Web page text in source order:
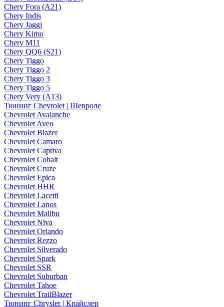
Chery Fora (A21)
Chery Indis
Chery Jaggi
Chery Kimo
Chery M11
Chery QQ6 (S21)
Chery Tiggo
Chery Tiggo 2
Chery Tiggo 3
Chery Tiggo 5
Chery Very (A13)
Тюнинг Chevrolet | Шевроле
Chevrolet Avalanche
Chevrolet Aveo
Chevrolet Blazer
Chevrolet Camaro
Chevrolet Captiva
Chevrolet Cobalt
Chevrolet Cruze
Chevrolet Epica
Chevrolet HHR
Chevrolet Lacetti
Chevrolet Lanos
Chevrolet Malibu
Chevrolet Niva
Chevrolet Orlando
Chevrolet Rezzo
Chevrolet Silverado
Chevrolet Spark
Chevrolet SSR
Chevrolet Suburban
Chevrolet Tahoe
Chevrolet TrailBlazer
Тюнинг Chrysler | Крайслер